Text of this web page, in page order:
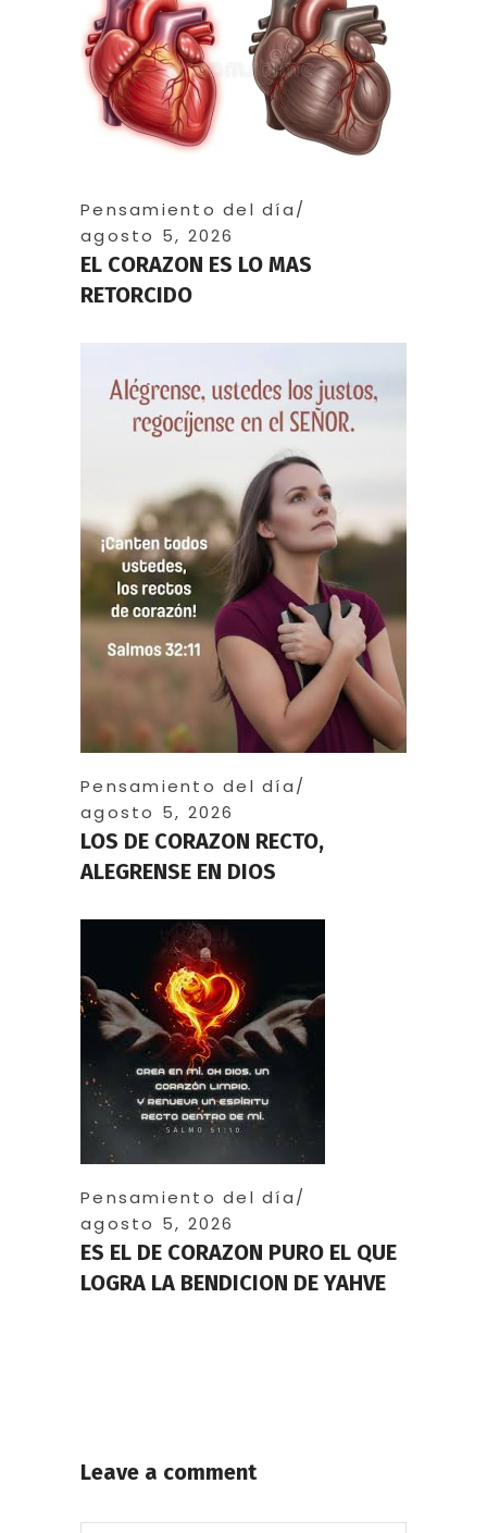
Pensamiento del día
agosto 5, 2026
EL CORAZON ES LO MAS
RETORCIDO
Pensamiento del día
agosto 5, 2026
LOS DE CORAZON RECTO,
ALEGRENSE EN DIOS
Pensamiento del día
agosto 5, 2026
ES EL DE CORAZON PURO EL QUE
LOGRA LA BENDICION DE YAHVE
Leave a comment